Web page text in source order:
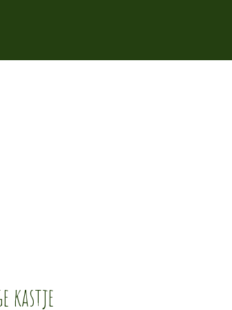
kastje